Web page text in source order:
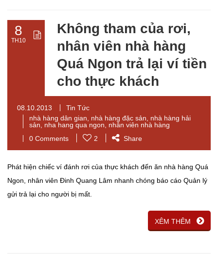
8
TH10
Không tham của rơi,
nhân viên nhà hàng
Quá Ngon trả lại ví tiền
cho thực khách
08.10.2013
Tin Tức
nhà hàng dân gian
nhà hàng đặc sản
nhà hàng hải
sản
nha hang qua ngon
nhân viên nhà hàng
0 Comments
2 Share
Phát hiện chiếc ví đánh rơi của thực khách đến ăn nhà hàng Quá
Ngon, nhân viên Đinh Quang Lâm nhanh chóng báo cáo Quản lý
gửi trả lại cho người bị mất.
XÊM THÊM